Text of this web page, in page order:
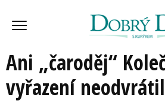
Ani „čaroděj“
vyřazení neodvrátil